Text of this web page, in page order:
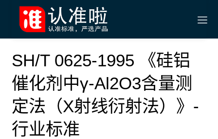
SH/T 0625-1995 《硅铝
催化剂中γ-Al2O3含量测
定法（X射线衍射法）》-
行业标准